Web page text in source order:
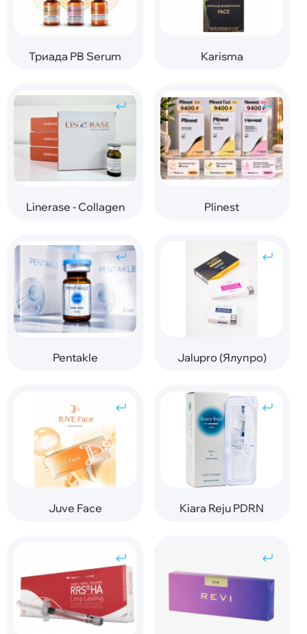
Триада PB Serum Karisma
Linerase - Collagen Plinest
Pentakle Jalupro (Ялупро)
Juve Face Kiara Reju PDRN